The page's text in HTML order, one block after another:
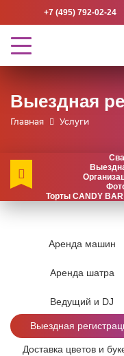
+7 (495) 792-02-24
Выездная
Главная Услуги
Торты CANDY
Аренда машин
Аренда шатра
Ведущий и DJ
Выездная
Доставка цветов и